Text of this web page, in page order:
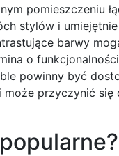
pomieszczeniu
stylów i
barwy
o
powinny być
przyczynić się